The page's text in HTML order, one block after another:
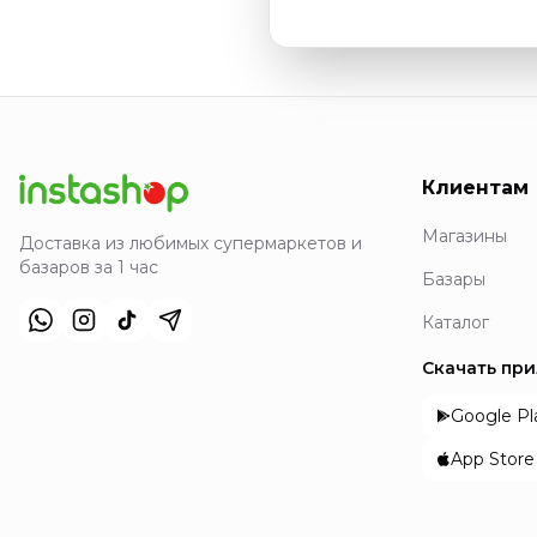
Доставка из любимых супермаркетов и
базаров за 1 час
Клиентам
Магазины
Базары
Каталог
Скачать
Google
App Store